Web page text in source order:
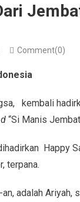
Comment(0)
kembali
“Si Manis
Happy
terpana.
adalah